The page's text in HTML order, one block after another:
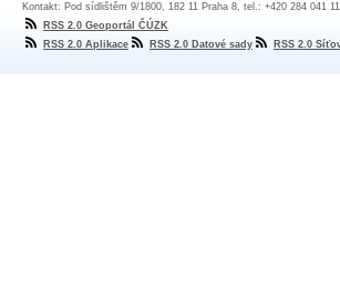
Kontakt: Pod sídlištěm 9/1800, 182 11 Praha 8, tel.: +420 284 041
RSS 2.0 Geoportál ČÚZK
RSS 2.0 Aplikace
RSS 2.0 Datové sady RSS 2.0